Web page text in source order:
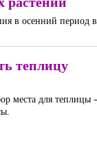
в осенний период
теплицу
места для теплицы